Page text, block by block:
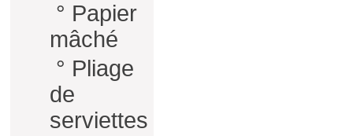
° Papier
mâché
° Pliage
de
serviettes